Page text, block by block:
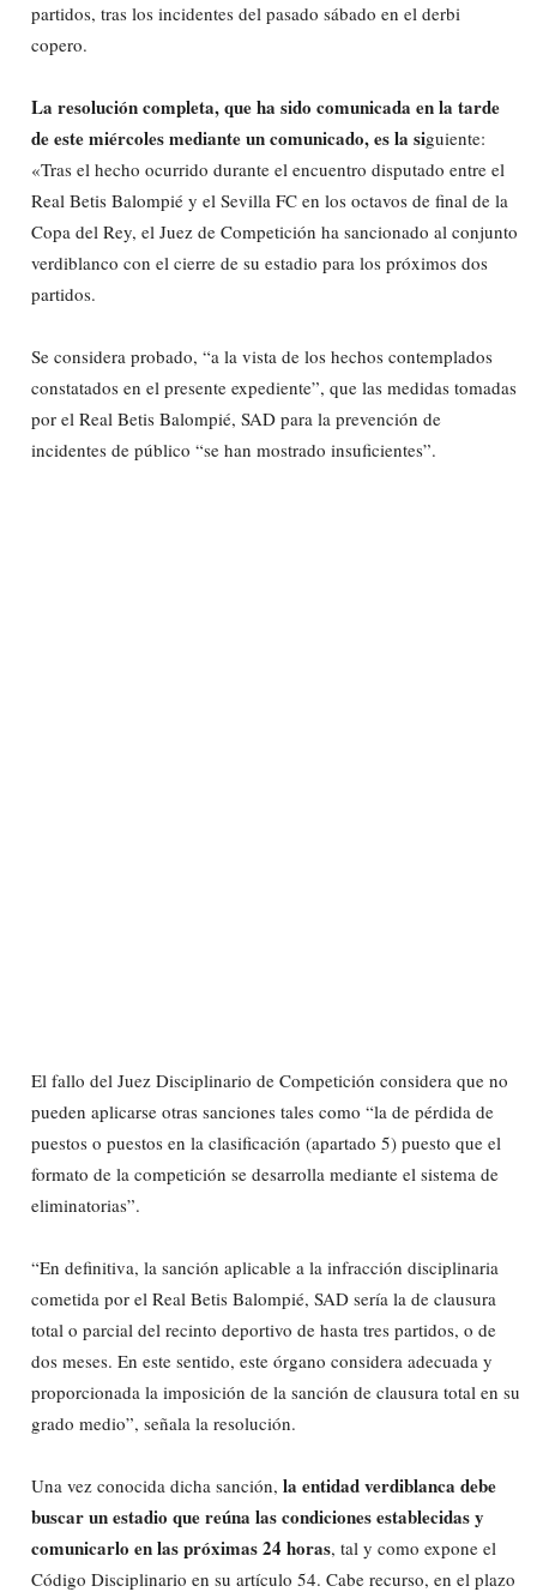
partidos, tras los incidentes del pasado sábado en el derbi
copero.
La resolución completa, que ha sido comunicada en la tarde
de este miércoles mediante un comunicado, es la siguiente:
«Tras el hecho ocurrido durante el encuentro disputado entre el
Real Betis Balompié y el Sevilla FC en los octavos de final de la
Copa del Rey, el Juez de Competición ha sancionado al conjunto
verdiblanco con el cierre de su estadio para los próximos dos
partidos.
Se considera probado, “a la vista de los hechos contemplados
constatados en el presente expediente”, que las medidas tomadas
por el Real Betis Balompié, SAD para la prevención de
incidentes de público “se han mostrado insuficientes”.
El fallo del Juez Disciplinario de Competición considera que no
pueden aplicarse otras sanciones tales como “la de pérdida de
puestos o puestos en la clasificación (apartado 5) puesto que el
formato de la competición se desarrolla mediante el sistema de
eliminatorias”.
“En definitiva, la sanción aplicable a la infracción disciplinaria
cometida por el Real Betis Balompié, SAD sería la de clausura
total o parcial del recinto deportivo de hasta tres partidos, o de
dos meses. En este sentido, este órgano considera adecuada y
proporcionada la imposición de la sanción de clausura total en su
grado medio”, señala la resolución.
Una vez conocida dicha sanción, la entidad verdiblanca debe
buscar un estadio que reúna las condiciones establecidas y
comunicarlo en las próximas 24 horas, tal y como expone el
Código Disciplinario en su artículo 54. Cabe recurso, en el plazo